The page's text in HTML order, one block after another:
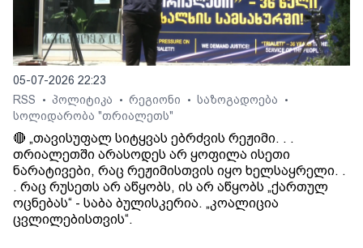
05-07-2026 22:23
RSS
• პოლიტიკა • რეგიონი • საზოგადოება •
სოლიდარობა "თრიალეთს"
🔴 „თავისუფალ სიტყვას ებრძვის რეჟიმი. . .
თრიალეთში არასოდეს არ ყოფილა ისეთი
ნარატივები, რაც რეჟიმისთვის იყო ხელსაყრელი. .
. რაც რუსეთს არ აწყობს, ის არ აწყობს „ქართულ
ოცნებას“ - საბა ბულისკერია. „კოალიცია
ცვლილებისთვის“.